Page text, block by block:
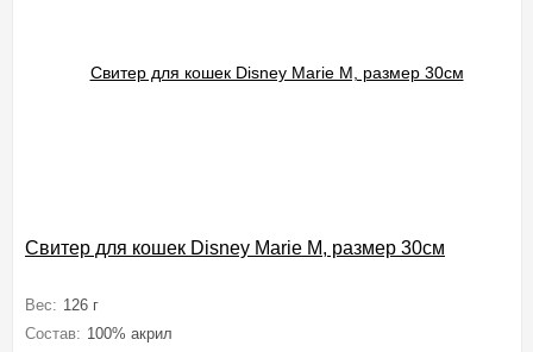
Свитер для кошек Disney Marie M, размер 30см
Вес: 126 г
Состав: 100% акрил